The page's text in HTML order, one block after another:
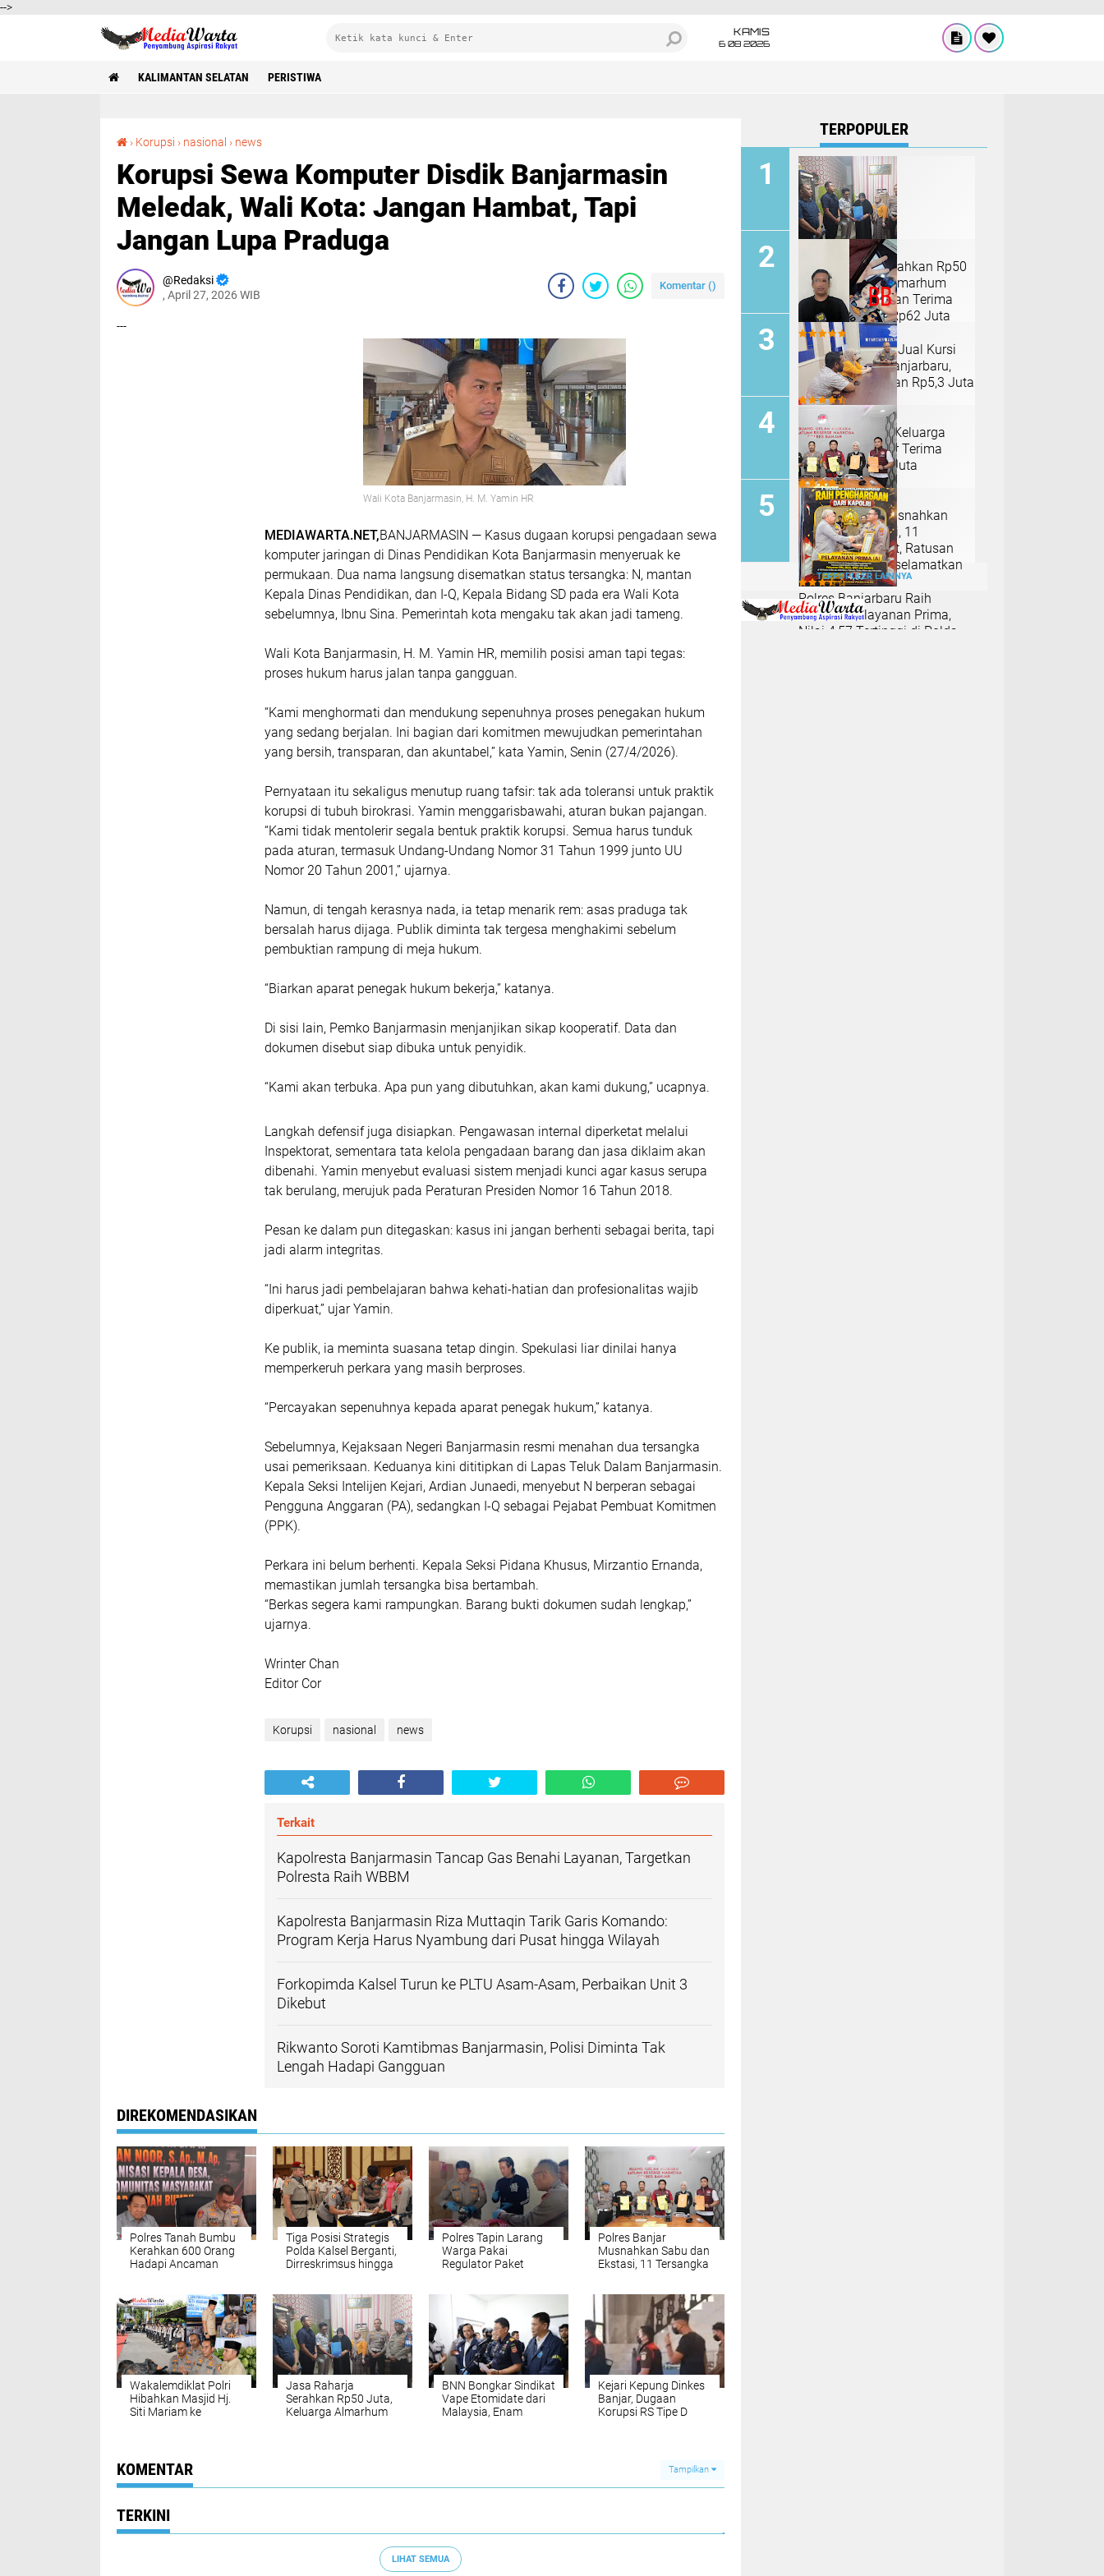
-->
KAMIS
6 08 2026
KALIMANTAN SELATAN PERISTIWA
› Korupsi › nasional › news
Korupsi Sewa Komputer Disdik Banjarmasin
Meledak, Wali Kota: Jangan Hambat, Tapi
Jangan Lupa Praduga
Redaksi
, April 27, 2026 WIB
Komentar ()
---
Wali Kota Banjarmasin, H. M. Yamin HR
MEDIAWARTA.NET,BANJARMASIN — Kasus dugaan korupsi pengadaan sewa
komputer jaringan di Dinas Pendidikan Kota Banjarmasin menyeruak ke
permukaan. Dua nama langsung disematkan status tersangka: N, mantan
Kepala Dinas Pendidikan, dan I-Q, Kepala Bidang SD pada era Wali Kota
sebelumnya, Ibnu Sina. Pemerintah kota mengaku tak akan jadi tameng.
Wali Kota Banjarmasin, H. M. Yamin HR, memilih posisi aman tapi tegas:
proses hukum harus jalan tanpa gangguan.
“Kami menghormati dan mendukung sepenuhnya proses penegakan hukum
yang sedang berjalan. Ini bagian dari komitmen mewujudkan pemerintahan
yang bersih, transparan, dan akuntabel,” kata Yamin, Senin (27/4/2026).
Pernyataan itu sekaligus menutup ruang tafsir: tak ada toleransi untuk praktik
korupsi di tubuh birokrasi. Yamin menggarisbawahi, aturan bukan pajangan.
“Kami tidak mentolerir segala bentuk praktik korupsi. Semua harus tunduk
pada aturan, termasuk Undang-Undang Nomor 31 Tahun 1999 junto UU
Nomor 20 Tahun 2001,” ujarnya.
Namun, di tengah kerasnya nada, ia tetap menarik rem: asas praduga tak
bersalah harus dijaga. Publik diminta tak tergesa menghakimi sebelum
pembuktian rampung di meja hukum.
“Biarkan aparat penegak hukum bekerja,” katanya.
Di sisi lain, Pemko Banjarmasin menjanjikan sikap kooperatif. Data dan
dokumen disebut siap dibuka untuk penyidik.
“Kami akan terbuka. Apa pun yang dibutuhkan, akan kami dukung,” ucapnya.
Langkah defensif juga disiapkan. Pengawasan internal diperketat melalui
Inspektorat, sementara tata kelola pengadaan barang dan jasa diklaim akan
dibenahi. Yamin menyebut evaluasi sistem menjadi kunci agar kasus serupa
tak berulang, merujuk pada Peraturan Presiden Nomor 16 Tahun 2018.
Pesan ke dalam pun ditegaskan: kasus ini jangan berhenti sebagai berita, tapi
jadi alarm integritas.
“Ini harus jadi pembelajaran bahwa kehati-hatian dan profesionalitas wajib
diperkuat,” ujar Yamin.
Ke publik, ia meminta suasana tetap dingin. Spekulasi liar dinilai hanya
memperkeruh perkara yang masih berproses.
“Percayakan sepenuhnya kepada aparat penegak hukum,” katanya.
Sebelumnya, Kejaksaan Negeri Banjarmasin resmi menahan dua tersangka
usai pemeriksaan. Keduanya kini dititipkan di Lapas Teluk Dalam Banjarmasin.
Kepala Seksi Intelijen Kejari, Ardian Junaedi, menyebut N berperan sebagai
Pengguna Anggaran (PA), sedangkan I-Q sebagai Pejabat Pembuat Komitmen
(PPK).
Perkara ini belum berhenti. Kepala Seksi Pidana Khusus, Mirzantio Ernanda,
memastikan jumlah tersangka bisa bertambah.
“Berkas segera kami rampungkan. Barang bukti dokumen sudah lengkap,”
ujarnya.
Wrinter Chan
Editor Cor
Korupsi nasional news
Terkait
Kapolresta Banjarmasin Tancap Gas Benahi Layanan, Targetkan
Polresta Raih WBBM
Kapolresta Banjarmasin Riza Muttaqin Tarik Garis Komando:
Program Kerja Harus Nyambung dari Pusat hingga Wilayah
Forkopimda Kalsel Turun ke PLTU Asam-Asam, Perbaikan Unit 3
Dikebut
Rikwanto Soroti Kamtibmas Banjarmasin, Polisi Diminta Tak
Lengah Hadapi Gangguan
DIREKOMENDASIKAN
Polres Tanah Bumbu
Kerahkan 600 Orang
Hadapi Ancaman
Tiga Posisi Strategis
Polda Kalsel Berganti,
Dirreskrimsus hingga
Pejabat Baru
Polres Tapin Larang
Warga Pakai
Regulator Paket
Polres Banjar
Musnahkan Sabu dan
Ekstasi, 11 Tersangka
Terselamatkan
Wakalemdiklat Polri
Hibahkan Masjid Hj.
Siti Mariam ke
Jasa Raharja
Serahkan Rp50 Juta,
Keluarga Almarhum
BNN Bongkar Sindikat
Vape Etomidate dari
Malaysia, Enam
Kejari Kepung Dinkes
Banjar, Dugaan
Korupsi RS Tipe D
KOMENTAR Tampilkan
TERKINI
LIHAT SEMUA
TERPOPULER
Jasa Raharja Serahkan Rp50
Juta, Keluarga Almarhum
Tawar Tri Setiawan Terima
Total Santunan Rp62 Juta
Polisi Gadungan Jual Kursi
Kerja di Polres Banjarbaru,
Raup Uang Korban Rp5,3 Juta
Mediasi Tuntas, Keluarga
Almarhum Tawar Terima
Santunan Rp16 Juta
Polres Banjar Musnahkan
Sabu dan Ekstasi, 11
Tersangka Dijerat, Ratusan
Jiwa Diklaim Terselamatkan
Polres Banjarbaru Raih
Predikat Pelayanan Prima,
Nilai 4,57 Tertinggi di Polda
TERPOPULER LAINNYA